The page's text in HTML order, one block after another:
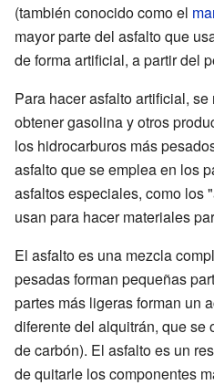
(también conocido como el
mayor parte del asfalto que
de forma artificial, a partir del
Para hacer asfalto artificial,
obtener gasolina y otros
los hidrocarburos más
asfalto que se emplea en los
asfaltos especiales, como los
usan para hacer materiales
El asfalto es una mezcla
pesadas forman pequeñas
partes más ligeras forman un
diferente del alquitrán, que se
de carbón). El asfalto es un
de quitarle los componentes